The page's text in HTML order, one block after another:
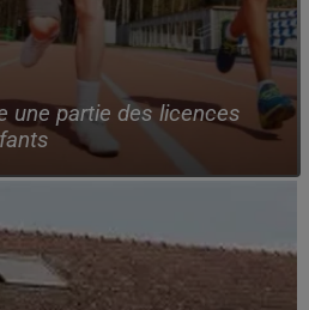
une partie des licences